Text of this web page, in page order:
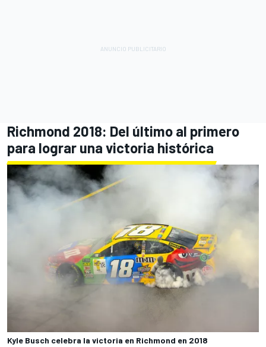
Richmond 2018: Del último al primero
para lograr una victoria histórica
Kyle Busch celebra la victoria en Richmond en 2018